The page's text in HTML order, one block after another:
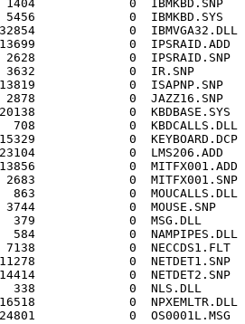
0  IBMKBD.SNP
0  IBMKBD.SYS
0  IBMVGA32.DLL
0  IPSRAID.ADD
0  IPSRAID.SNP
3632             0  IR.SNP
0  ISAPNP.SNP
0  JAZZ16.SNP
0  KBDBASE.SYS
0  KBDCALLS.DLL
0  KEYBOARD.DCP
0  LMS206.ADD
0  MITFX001.ADD
0  MITFX001.SNP
0  MOUCALLS.DLL
0  MOUSE.SNP
379             0  MSG.DLL
0  NAMPIPES.DLL
0  NECCDS1.FLT
0  NETDET1.SNP
0  NETDET2.SNP
338             0  NLS.DLL
0  NPXEMLTR.DLL
0  OS0001L.MSG